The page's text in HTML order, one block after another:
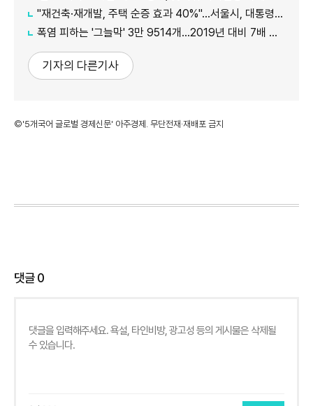
"재건축·재개발, 주택 순증 효과 40%"...서울시, 대통령실에 정비사업 '백서' 전달
폭염 피하는 '그늘막' 3만 9514개…2019년 대비 7배 증가
기자의 다른기사
©'5개국어 글로벌 경제신문' 아주경제. 무단전재·재배포 금지
댓글0